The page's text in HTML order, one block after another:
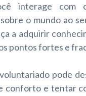
interage com
o mundo ao
a adquirir
pontos fortes e
pode
conforto e tentar